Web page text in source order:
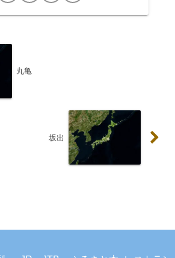
丸亀
坂出
ポリシー お問い合わせ